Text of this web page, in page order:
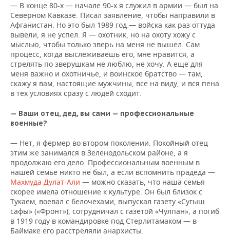
— В конце 80-х — начале 90-х я служил в армии — был на
Северном Кавказе. Писал заявление, чтобы направили в
Афганистан. Но это был 1989 год — войска как раз оттуда
вывели, я не успел. Я — охотник, но на охоту хожу с
мыслью, чтобы только зверь на меня не вышел. Сам
процесс, когда выслеживаешь его, мне нравится, а
стрелять по зверушкам не люблю, не хочу. А еще для
меня важно и охотничье, и воинское братство — там,
скажу я вам, настоящие мужчины, все на виду, и вся пена
в тех условиях сразу с людей сходит.
— Ваши отец, дед, вы сами — профессиональные
военные?
— Нет, я фермер во втором поколении. Покойный отец
этим же занимался в Зеленодольском районе, а я
продолжаю его дело. Профессиональным военным в
нашей семье никто не был, а если вспомнить прадеда —
Махмуда Дулат-Али — можно сказать, что наша семья
скорее имела отношение к культуре. Он был близок с
Тукаем, воевал с белочехами, выпускал газету «Сугыш
сафы» («Фронт»), сотрудничал с газетой «Чулпан», а погиб
в 1919 году в командировке под Стерлитамаком — в
Баймаке его расстреляли анархисты.